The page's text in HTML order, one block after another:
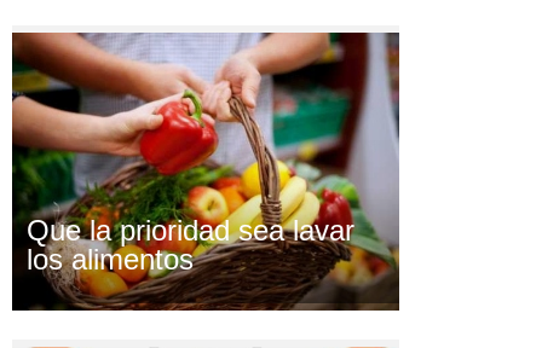
Que la prioridad sea lavar
los alimentos